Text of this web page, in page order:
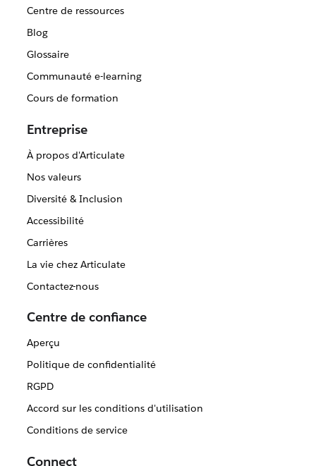
Centre de ressources
Blog
Glossaire
Communauté e-learning
Cours de formation
Entreprise
À propos d'Articulate
Nos valeurs
Diversité & Inclusion
Accessibilité
Carrières
La vie chez Articulate
Contactez-nous
Centre de confiance
Aperçu
Politique de confidentialité
RGPD
Accord sur les conditions d'utilisation
Conditions de service
Connect